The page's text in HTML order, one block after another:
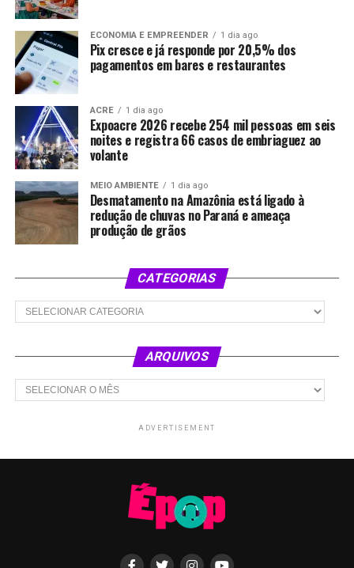
ECONOMIA E EMPREENDER 1 dia ago
Pix cresce e já responde por 20,5% dos
pagamentos em bares e restaurantes
ACRE 1 dia ago
Expoacre 2026 recebe 254 mil pessoas em seis
noites e registra 66 casos de embriaguez ao
volante
MEIO AMBIENTE 1 dia ago
Desmatamento na Amazônia está ligado à
redução de chuvas no Paraná e ameaça
produção de grãos
CATEGORIAS
Categorias
ARQUIVOS
Arquivos
ADVERTISEMENT